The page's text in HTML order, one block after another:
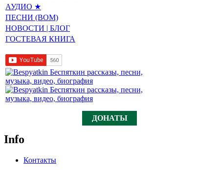
АУДИО ★
ПЕСНИ (BOM)
НОВОСТИ | БЛОГ
ГОСТЕВАЯ КНИГА
ДОНАТЫ
Info
Контакты